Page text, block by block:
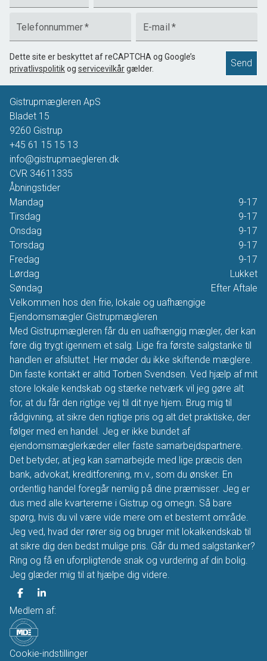
Telefonnummer* E-mail *
Dette site er beskyttet af reCAPTCHA og Google’s
privatlivspolitikog servicevilkårgælder. Send
Gistrupmægleren ApS
Bladet 15
9260 Gistrup
+45 61 15 15 13
info@gistrupmaegleren.dk
CVR 34611335
Åbningstider
Mandag
9-17
Tirsdag
9-17
Onsdag
9-17
Torsdag
9-17
Fredag
9-17
Lørdag
Lukket
Søndag
Efter Aftale
Velkommen hos den frie, lokale og uafhængige
Ejendomsmægler Gistrupmægleren
Med Gistrupmægleren får du en uafhængig mægler, der kan
føre dig trygt igennem et salg. Lige fra første salgstanke til
handlen er afsluttet. Her møder du ikke skiftende mæglere.
Din faste kontakt er altid Torben Svendsen. Ved hjælp af mit
store lokale kendskab og stærke netværk vil jeg gøre alt
for, at du får den rigtige vej til dit nye hjem. Brug mig til
rådgivning, at sikre den rigtige pris og alt det praktiske, der
følger med en handel. Jeg er ikke bundet af
ejendomsmæglerkæder eller faste samarbejdspartnere.
Det betyder, at jeg kan samarbejde med lige præcis den
bank, advokat, kreditforening, m.v., som du ønsker. En
ordentlig handel foregår nemlig på dine præmisser. Jeg er
dus med alle kvartererne i Gistrup og omegn. Så bare
spørg, hvis du vil være vide mere om et bestemt område.
Jeg ved, hvad der rører sig og bruger mit lokalkendskab til
at sikre dig den bedst mulige pris. Går du med salgstanker?
Ring og få en uforpligtende snak og vurdering af din bolig.
Jeg glæder mig til at hjælpe dig videre.
Medlem af:
Cookie-indstillinger